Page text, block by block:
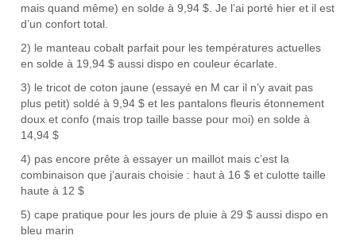
mais quand même) en solde à 9,94 $. Je l’ai porté hier et il est
d’un confort total.
2) le manteau cobalt parfait pour les températures actuelles
en solde à 19,94 $ aussi dispo en couleur écarlate.
3) le tricot de coton jaune (essayé en M car il n’y avait pas
plus petit) soldé à 9,94 $ et les pantalons fleuris étonnement
doux et confo (mais trop taille basse pour moi) en solde à
14,94 $
4) pas encore prête à essayer un maillot mais c’est la
combinaison que j’aurais choisie : haut à 16 $ et culotte taille
haute à 12 $
5) cape pratique pour les jours de pluie à 29 $ aussi dispo en
bleu marin